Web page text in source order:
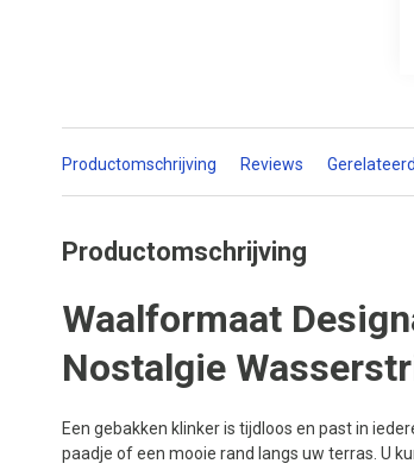
Productomschrijving Reviews
Productomschrijving
Waalformaat
Nostalgie
Een gebakken klinker is tijdloos en past in
paadje of een mooie rand langs uw terras. U